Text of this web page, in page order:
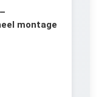
montage